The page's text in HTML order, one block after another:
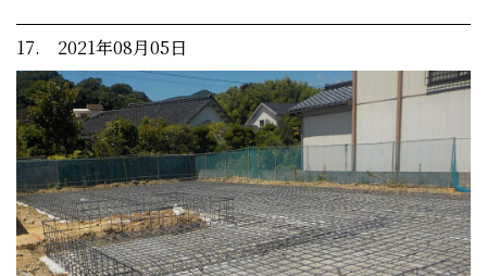
17. 2021年08月05日